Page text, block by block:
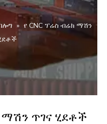
» የ CNC ፕሬስ ብሬክ ማሽን
ማሽን ጥገና ሂደቶች